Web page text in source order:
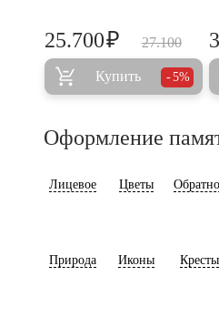
27.100
25.700₽
Купить 5%
Оформление
Лицевое Цветы
Природа Иконы Кресты